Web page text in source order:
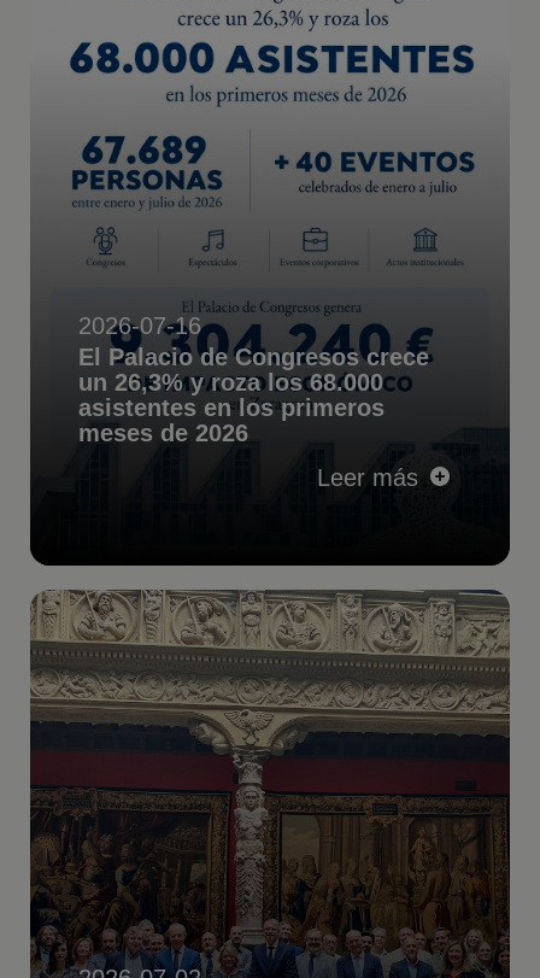
2026-07-16
El Palacio de Congresos crece
un 26,3% y roza los 68.000
asistentes en los primeros
meses de 2026
Leer más